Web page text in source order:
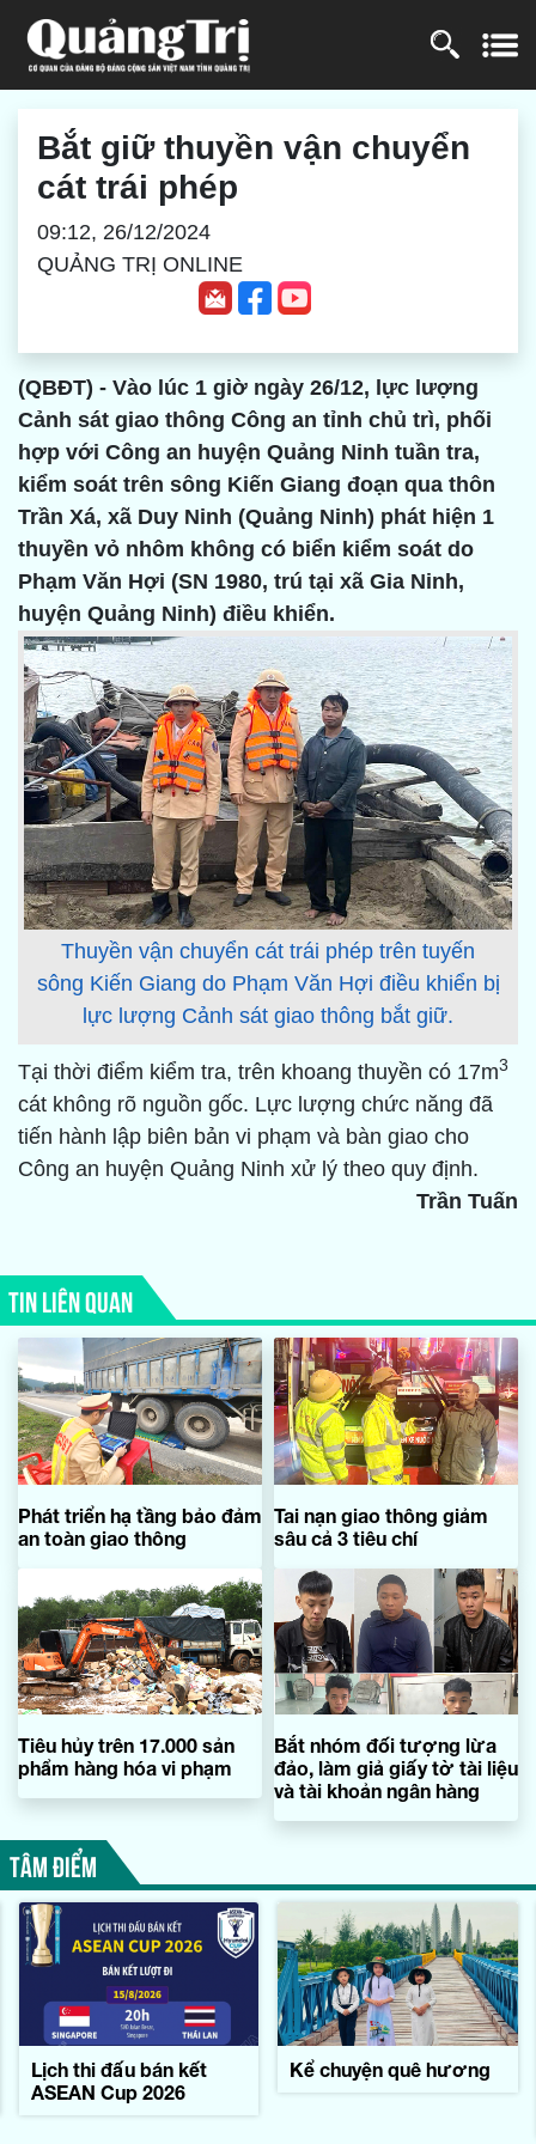
Bắt giữ thuyền vận chuyển
cát trái phép
09:12, 26/12/2024
QUẢNG TRỊ ONLINE
(QBĐT) - Vào lúc 1 giờ ngày 26/12, lực lượng
Cảnh sát giao thông Công an tỉnh chủ trì, phối
hợp với Công an huyện Quảng Ninh tuần tra,
kiểm soát trên sông Kiến Giang đoạn qua thôn
Trần Xá, xã Duy Ninh (Quảng Ninh) phát hiện 1
thuyền vỏ nhôm không có biển kiểm soát do
Phạm Văn Hợi (SN 1980, trú tại xã Gia Ninh,
huyện Quảng Ninh) điều khiển.
Thuyền vận chuyển cát trái phép trên tuyến
sông Kiến Giang do Phạm Văn Hợi điều khiển bị
lực lượng Cảnh sát giao thông bắt giữ.
Tại thời điểm kiểm tra, trên khoang thuyền có 17m3
cát không rõ nguồn gốc. Lực lượng chức năng đã
tiến hành lập biên bản vi phạm và bàn giao cho
Công an huyện Quảng Ninh xử lý theo quy định.
Trần Tuấn
TIN LIÊN QUAN
Phát triển hạ tầng bảo đảm
an toàn giao thông
Tai nạn giao thông giảm
sâu cả 3 tiêu chí
Tiêu hủy trên 17.000 sản
phẩm hàng hóa vi phạm
Bắt nhóm đối tượng lừa
đảo, làm giả giấy tờ tài liệu
và tài khoản ngân hàng
TÂM ĐIỂM
Lịch thi đấu bán kết
ASEAN Cup 2026
Kể chuyện quê hương